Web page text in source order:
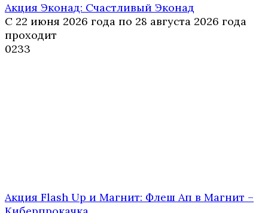
Акция Эконад: Счастливый Эконад
С 22 июня 2026 года по 28 августа 2026 года
проходит
0233
Акция Flash Up и Магнит: Флеш Ап в Магнит –